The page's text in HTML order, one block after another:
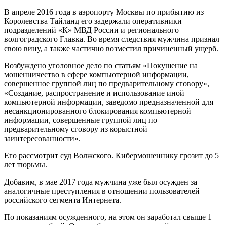
В апреле 2016 года в аэропорту Москвы по прибытию из
Королевства Тайланд его задержали оперативники
подразделений «К» МВД России и регионального
волгоградского Главка. Во время следствия мужчина признал
свою вину, а также частично возместил причиненный ущерб.
Возбуждено уголовное дело по статьям «Покушение на
мошенничество в сфере компьютерной информации,
совершенное группой лиц по предварительному сговору»,
«Создание, распространение и использование иной
компьютерной информации, заведомо предназначенной для
несанкционированного блокирования компьютерной
информации, совершенные группой лиц по
предварительному сговору из корыстной
заинтересованности».
Его рассмотрит суд Волжского. Кибермошеннику грозит до 5
лет тюрьмы.
Добавим, в мае 2017 года мужчина уже был осужден за
аналогичные преступления в отношении пользователей
российского сегмента Интернета.
По показаниям осужденного, на этом он заработал свыше 1